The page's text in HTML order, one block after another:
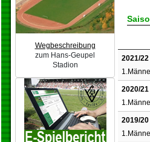
Wegbeschreibung
zum Hans-Geupel
Stadion
2021/22
2020/21
2019/20